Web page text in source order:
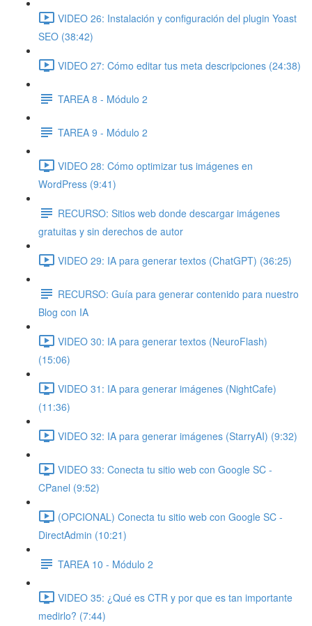
VIDEO 26: Instalación y configuración del plugin Yoast
SEO (38:42)
VIDEO 27: Cómo editar tus meta descripciones (24:38)
TAREA 8 - Módulo 2
TAREA 9 - Módulo 2
VIDEO 28: Cómo optimizar tus imágenes en
WordPress (9:41)
RECURSO: Sitios web donde descargar imágenes
gratuitas y sin derechos de autor
VIDEO 29: IA para generar textos (ChatGPT) (36:25)
RECURSO: Guía para generar contenido para nuestro
Blog con IA
VIDEO 30: IA para generar textos (NeuroFlash)
(15:06)
VIDEO 31: IA para generar imágenes (NightCafe)
(11:36)
VIDEO 32: IA para generar imágenes (StarryAI) (9:32)
VIDEO 33: Conecta tu sitio web con Google SC -
CPanel (9:52)
(OPCIONAL) Conecta tu sitio web con Google SC -
DirectAdmin (10:21)
TAREA 10 - Módulo 2
VIDEO 35: ¿Qué es CTR y por que es tan importante
medirlo? (7:44)